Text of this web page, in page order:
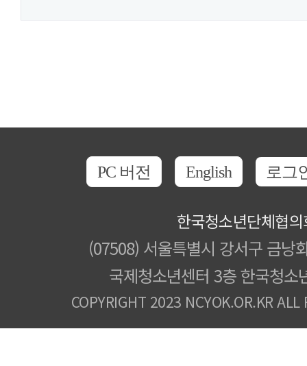
PC 버전 English 로그
한국청소년단체협
(07508) 서울특별시 강서구 금낭
국제청소년센터 3층 한국청소
COPYRIGHT 2023 NCYOK.OR.KR ALL